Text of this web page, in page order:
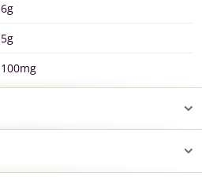
6g
5g
100mg